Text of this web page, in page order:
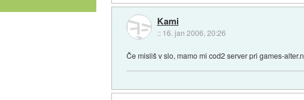
Kami
:: 16. jan 2006, 20:26
Če misliš v slo, mamo mi cod2 server pri games-